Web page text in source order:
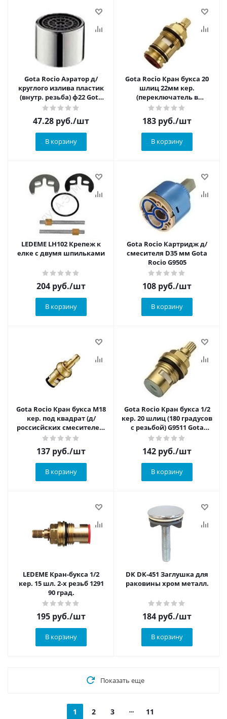
Gota Rocio Аэратор д/
круглого излива пластик
(внутр. резьба) ф22 Gota
Rocio G9701
47.28 руб./шт
В корзину
Gota Rocio Кран букса 20
шлиц 22мм кер.
(переключатель в
корпусе) G9513 Gota Rocio
183 руб./шт
В корзину
LEDEME LН102 Крепеж к
елке с двумя шпильками
204 руб./шт
В корзину
Gota Rocio Картридж д/
смесителя D35 мм Gota
Rocio G9505
108 руб./шт
В корзину
Gota Rocio Кран букса М18
кер. под квадрат (д/
россисйских смесителей)
Gota Rocio G9512 (51-2)
137 руб./шт
В корзину
Gota Rocio Кран букса 1/2
кер. 20 шлиц (180 градусов
с резьбой) G9511 Gota
Rocio 1/50/500 (51-1)
142 руб./шт
В корзину
LEDEME Кран-букса 1/2
кер. 15 шл. 2-х резьб 1291
90 град.
195 руб./шт
В корзину
DK DK-451 Заглушка для
раковины хром металл.
184 руб./шт
В корзину
Показать еще
1 2 3 11